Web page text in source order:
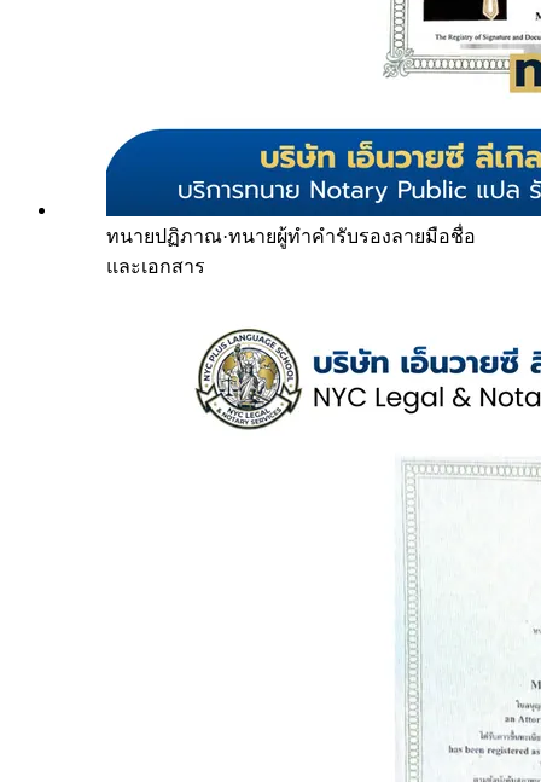
ทนายปฏิภาณ·ทนายผู้ทำคำรับรองลายมือชื่อ
และเอกสาร